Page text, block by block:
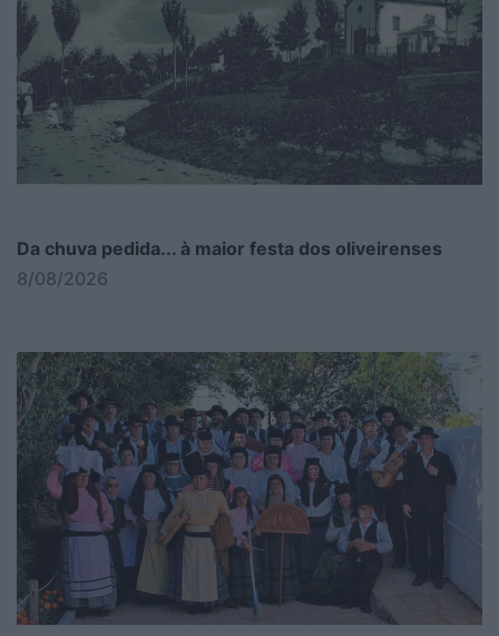
Da chuva pedida... à maior festa dos oliveirenses
8/08/2026